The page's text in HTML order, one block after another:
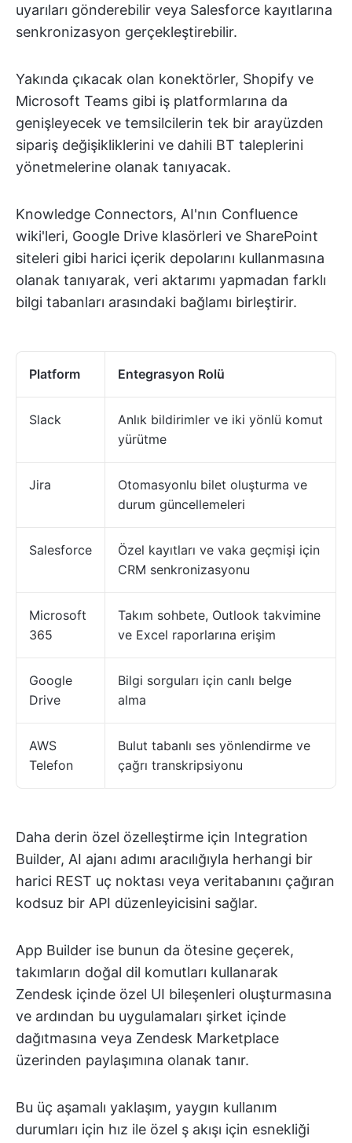
uyarıları gönderebilir veya Salesforce kayıtlarına
senkronizasyon gerçekleştirebilir.
Yakında çıkacak olan konektörler, Shopify ve
Microsoft Teams gibi iş platformlarına da
genişleyecek ve temsilcilerin tek bir arayüzden
sipariş değişikliklerini ve dahili BT taleplerini
yönetmelerine olanak tanıyacak.
Knowledge Connectors, AI'nın Confluence
wiki'leri, Google Drive klasörleri ve SharePoint
siteleri gibi harici içerik depolarını kullanmasına
olanak tanıyarak, veri aktarımı yapmadan farklı
bilgi tabanları arasındaki bağlamı birleştirir.
Platform Entegrasyon Rolü
Slack
Anlık bildirimler ve iki yönlü komut
yürütme
Jira
Otomasyonlu bilet oluşturma ve
durum güncellemeleri
Salesforce
Özel kayıtları ve vaka geçmişi için
CRM senkronizasyonu
Microsoft
365
Takım sohbete, Outlook takvimine
ve Excel raporlarına erişim
Google
Drive
Bilgi sorguları için canlı belge
alma
AWS
Telefon
Bulut tabanlı ses yönlendirme ve
çağrı transkripsiyonu
Daha derin özel özelleştirme için Integration
Builder, AI ajanı adımı aracılığıyla herhangi bir
harici REST uç noktası veya veritabanını çağıran
kodsuz bir API düzenleyicisini sağlar.
App Builder ise bunun da ötesine geçerek,
takımların doğal dil komutları kullanarak
Zendesk içinde özel UI bileşenleri oluşturmasına
ve ardından bu uygulamaları şirket içinde
dağıtmasına veya Zendesk Marketplace
üzerinden paylaşımına olanak tanır.
Bu üç aşamalı yaklaşım, yaygın kullanım
durumları için hız ile özel ş akışı için esnekliği